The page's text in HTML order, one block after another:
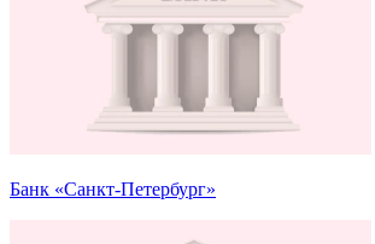
Банк «Санкт-Петербург»